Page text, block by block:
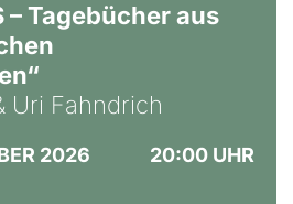
– Tagebücher aus
Uri Fahndrich
2026
20:00 UHR